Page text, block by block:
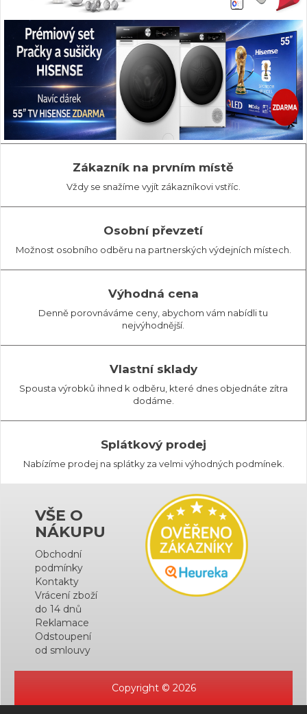
Zákazník na prvním místě
Vždy se snažíme vyjít zákazníkovi vstříc.
Osobní převzetí
Možnost osobního odběru na partnerských výdejních místech.
Výhodná cena
Denně porovnáváme ceny, abychom vám nabídli tu
nejvýhodnější.
Vlastní sklady
Spousta výrobků ihned k odběru, které dnes objednáte zítra
dodáme.
Splátkový prodej
Nabízíme prodej na splátky za velmi výhodných podmínek.
VŠE O
NÁKUPU
Obchodní
podmínky
Kontakty
Vrácení zboží
do 14 dnů
Reklamace
Odstoupení
od smlouvy
Copyright © 2026